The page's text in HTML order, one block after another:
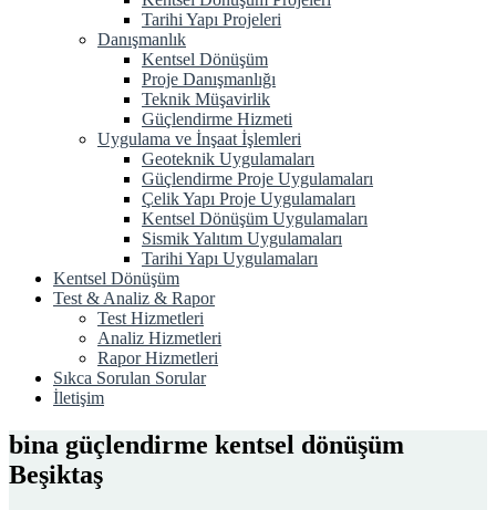
Tarihi Yapı Projeleri
Danışmanlık
Kentsel Dönüşüm
Proje Danışmanlığı
Teknik Müşavirlik
Güçlendirme Hizmeti
Uygulama ve İnşaat İşlemleri
Geoteknik Uygulamaları
Güçlendirme Proje Uygulamaları
Çelik Yapı Proje Uygulamaları
Kentsel Dönüşüm Uygulamaları
Sismik Yalıtım Uygulamaları
Tarihi Yapı Uygulamaları
Kentsel Dönüşüm
Test & Analiz & Rapor
Test Hizmetleri
Analiz Hizmetleri
Rapor Hizmetleri
Sıkca Sorulan Sorular
İletişim
bina güçlendirme kentsel dönüşüm
Beşiktaş